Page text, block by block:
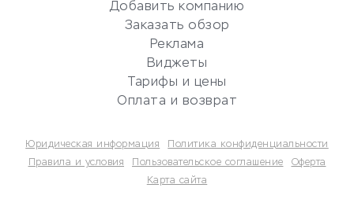
Бухгалтерия онлайн
Потребительские кредиты
Добавить компанию
Заказать обзор
Реклама
Виджеты
Тарифы и цены
Оплата и возврат
Юридическая информация
Политика конфиденциальности
Правила и условия
Пользовательское соглашение
Оферта
Карта сайта